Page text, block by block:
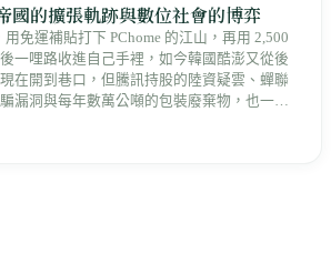
國的擴張軌跡與數位社會的博弈
免運補貼打下 PChome 的江山，再用 2,500
一哩路收進自己手裡，如今韓國酷澎又從後
在開到巷口，但騰訊持股的陸資疑雲、蟬聯
漏洞與每年數萬公噸的包裝廢棄物，也一起
。